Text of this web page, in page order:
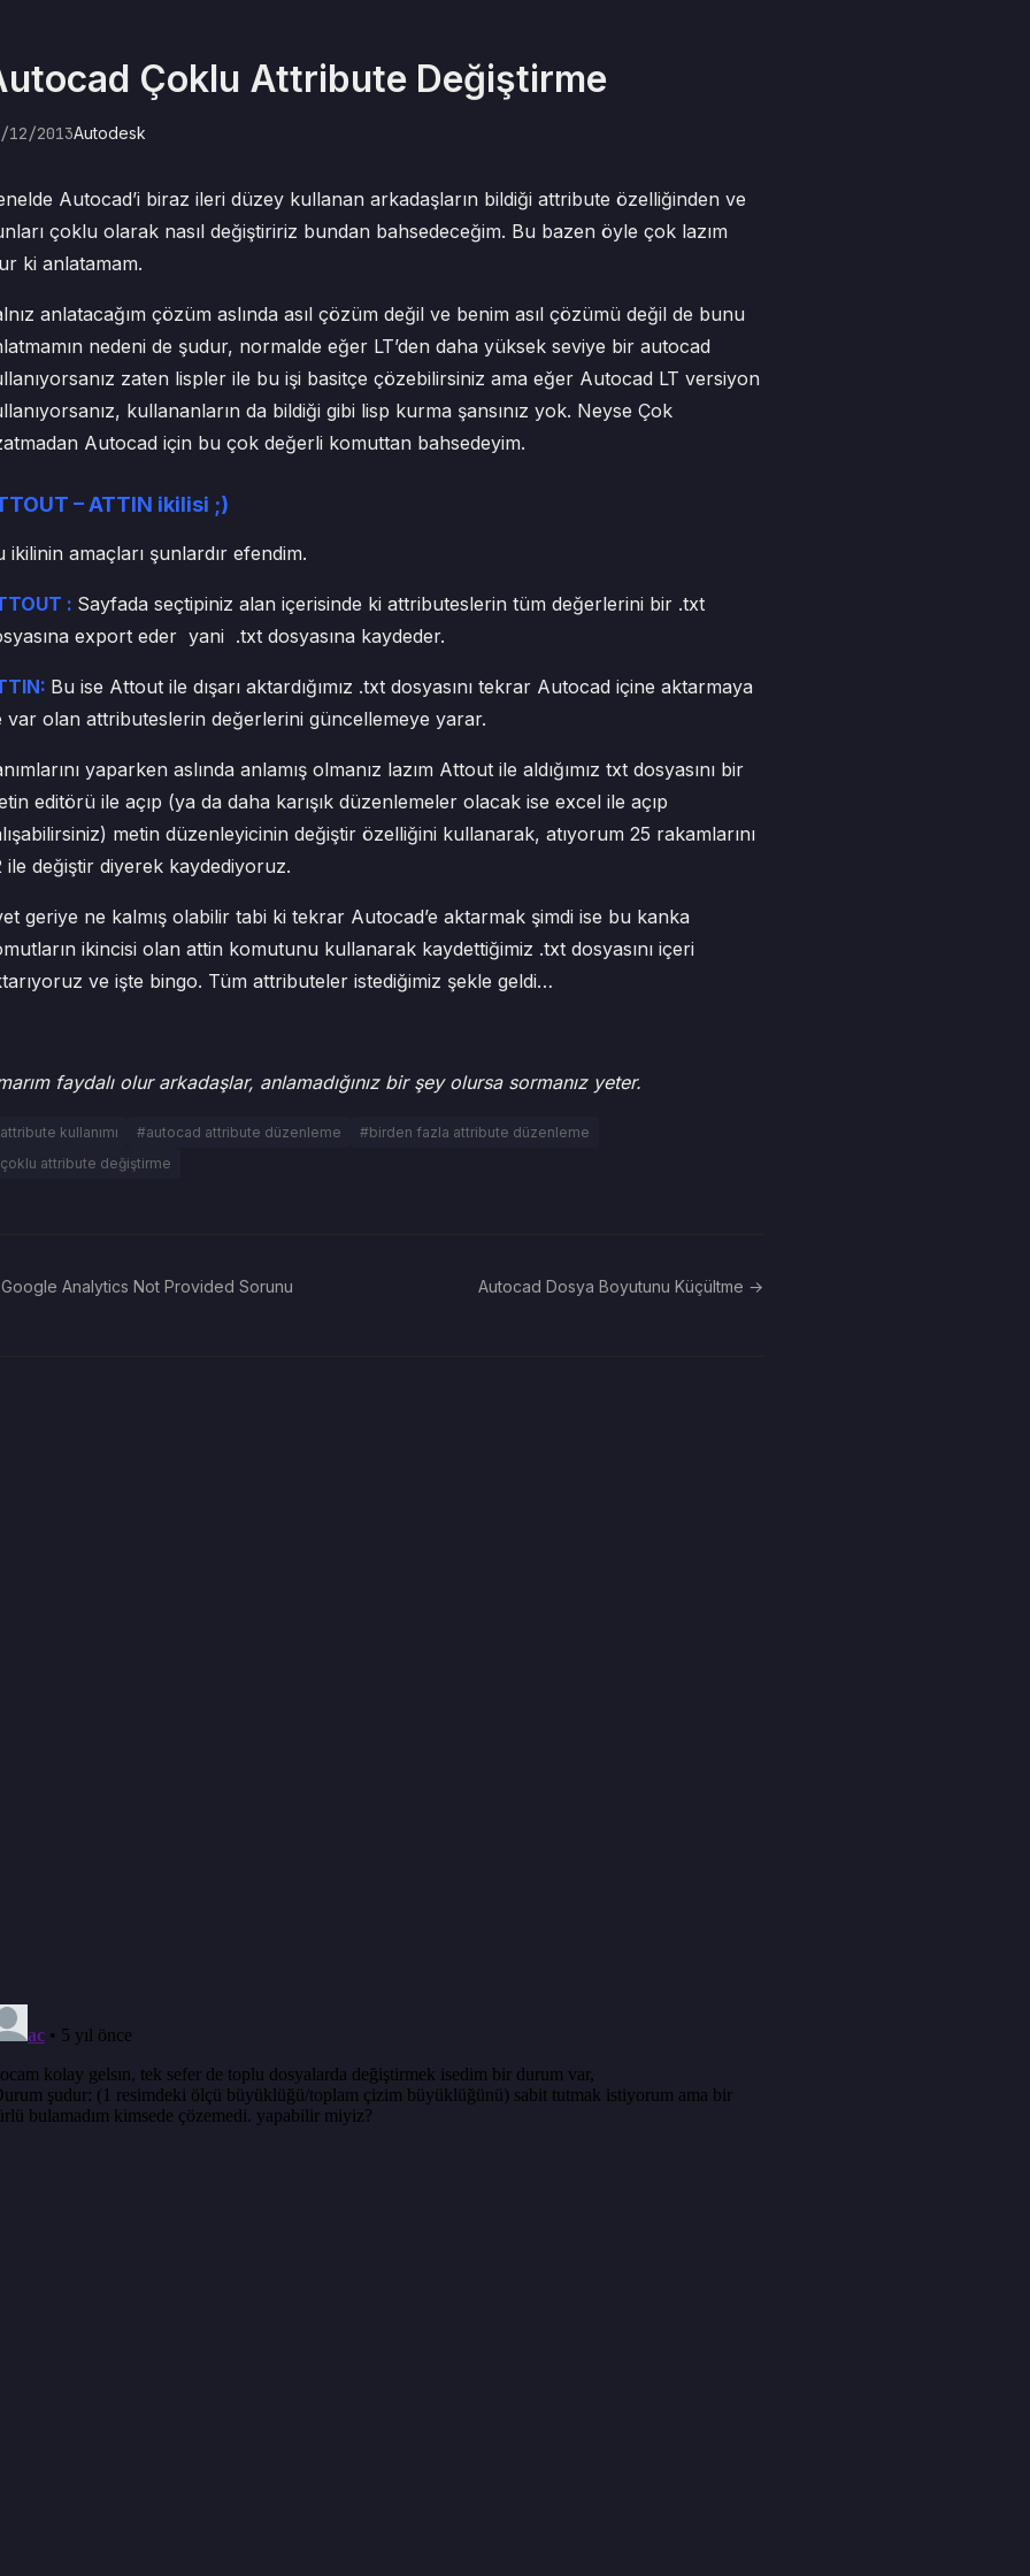
Çoklu Attribute Değiştirme
12/2013Autodesk
Autocad’i biraz ileri düzey kullanan arkadaşların bildiği attribute özelliğinden ve
çoklu olarak nasıl değiştiririz bundan bahsedeceğim. Bu bazen öyle çok lazım
ki anlatamam.
anlatacağım çözüm aslında asıl çözüm değil ve benim asıl çözümü değil de bunu
nedeni de şudur, normalde eğer LT’den daha yüksek seviye bir autocad
zaten lispler ile bu işi basitçe çözebilirsiniz ama eğer Autocad LT versiyon
kullananların da bildiği gibi lisp kurma şansınız yok. Neyse Çok
Autocad için bu çok değerli komuttan bahsedeyim.
– ATTIN ikilisi ;)
ikilinin amaçları şunlardır efendim.
: Sayfada seçtipiniz alan içerisinde ki attributeslerin tüm değerlerini bir .txt
export eder yani .txt dosyasına kaydeder.
Bu ise Attout ile dışarı aktardığımız .txt dosyasını tekrar Autocad içine aktarmaya
var olan attributeslerin değerlerini güncellemeye yarar.
yaparken aslında anlamış olmanız lazım Attout ile aldığımız txt dosyasını bir
editörü ile açıp (ya da daha karışık düzenlemeler olacak ise excel ile açıp
metin düzenleyicinin değiştir özelliğini kullanarak, atıyorum 25 rakamlarını
ile değiştir diyerek kaydediyoruz.
geriye ne kalmış olabilir tabi ki tekrar Autocad’e aktarmak şimdi ise bu kanka
ikincisi olan attin komutunu kullanarak kaydettiğimiz .txt dosyasını içeri
ve işte bingo. Tüm attributeler istediğimiz şekle geldi…
faydalı olur arkadaşlar, anlamadığınız bir şey olursa sormanız yeter.
kullanımı #autocad attribute düzenleme
#birden fazla attribute düzenleme
attribute değiştirme
Analytics Not Provided Sorunu Autocad Dosya Boyutunu Küçültme →